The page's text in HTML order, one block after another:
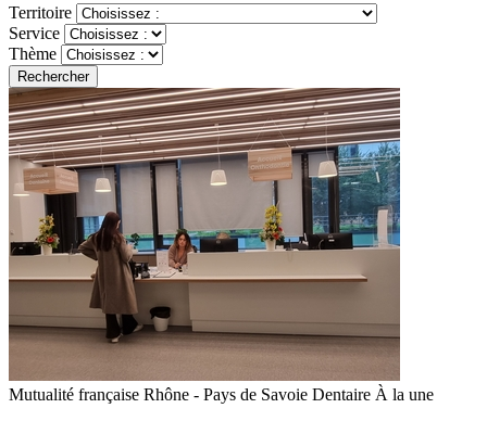
Territoire
Service
Thème
Rechercher
Mutualité française Rhône - Pays de Savoie Dentaire À la une